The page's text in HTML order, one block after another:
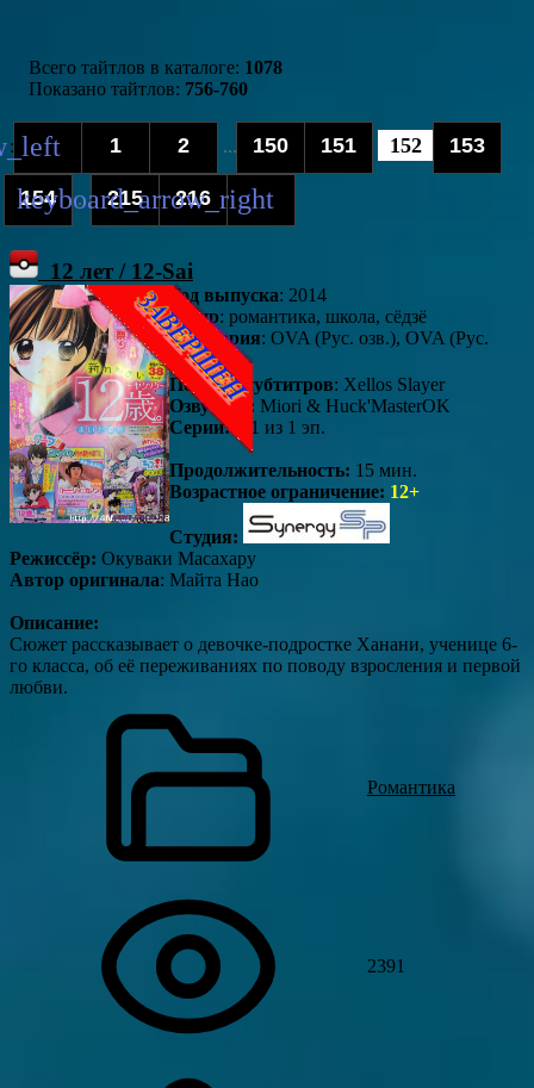
Всего тайтлов в каталоге: 1078
Показано тайтлов: 756-760
: 1 2 ... 150 151 152 153
154 ... 215 216
12 лет / 12-Sai
Год выпуска: 2014
Жанр: романтика, школа, сёдзё
Категория: OVA (Рус. озв.), OVA (Рус.
суб.) 
Перевод субтитров: Xellos Slayer
Озвучено: Miori & Huck'MasterOK
Серии:
1-1 из 1 эп.
Продолжительность: 15 мин.
Возрастное ограничение: 12+
Студия:
Режиссёр: Окуваки Масахару
Автор оригинала: Майта Нао
Описание:
Сюжет рассказывает о девочке-подростке Ханани, ученице 6-
го класса, об её переживаниях по поводу взросления и первой
любви.
Романтика
2391